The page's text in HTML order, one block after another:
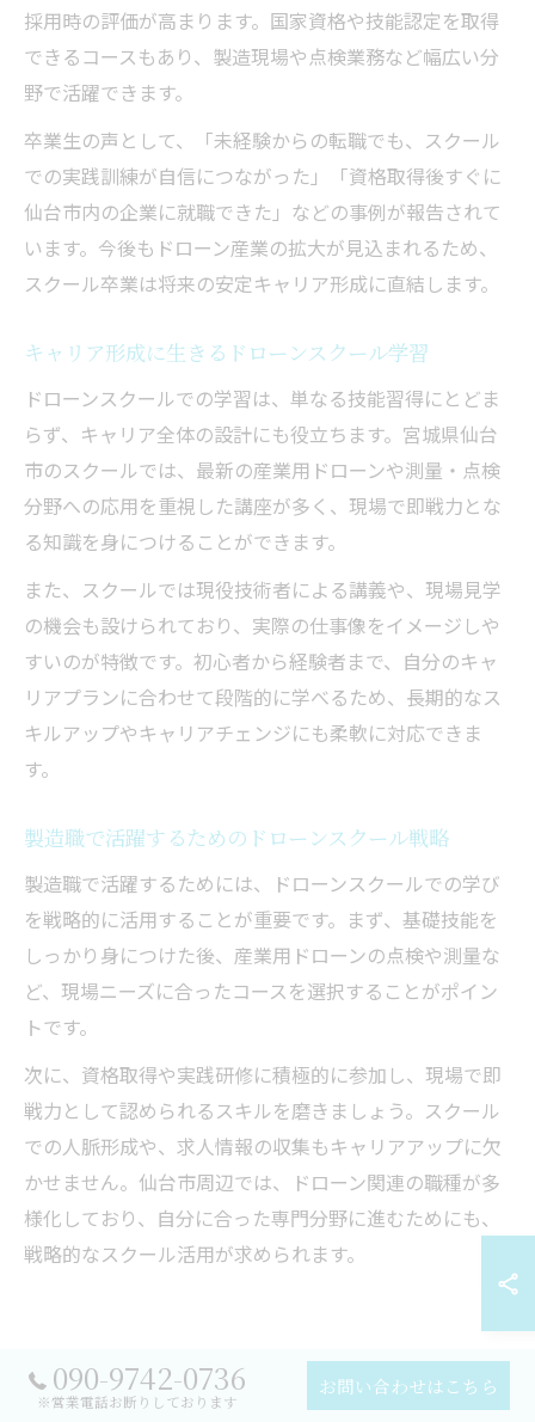
採用時の評価が高まります。国家資格や技能認定を取得
できるコースもあり、製造現場や点検業務など幅広い分
野で活躍できます。
卒業生の声として、「未経験からの転職でも、スクール
での実践訓練が自信につながった」「資格取得後すぐに
仙台市内の企業に就職できた」などの事例が報告されて
います。今後もドローン産業の拡大が見込まれるため、
スクール卒業は将来の安定キャリア形成に直結します。
キャリア形成に生きるドローンスクール学習
ドローンスクールでの学習は、単なる技能習得にとどま
らず、キャリア全体の設計にも役立ちます。宮城県仙台
市のスクールでは、最新の産業用ドローンや測量・点検
分野への応用を重視した講座が多く、現場で即戦力とな
る知識を身につけることができます。
また、スクールでは現役技術者による講義や、現場見学
の機会も設けられており、実際の仕事像をイメージしや
すいのが特徴です。初心者から経験者まで、自分のキャ
リアプランに合わせて段階的に学べるため、長期的なス
キルアップやキャリアチェンジにも柔軟に対応できま
す。
製造職で活躍するためのドローンスクール戦略
製造職で活躍するためには、ドローンスクールでの学び
を戦略的に活用することが重要です。まず、基礎技能を
しっかり身につけた後、産業用ドローンの点検や測量な
ど、現場ニーズに合ったコースを選択することがポイン
トです。
次に、資格取得や実践研修に積極的に参加し、現場で即
戦力として認められるスキルを磨きましょう。スクール
での人脈形成や、求人情報の収集もキャリアアップに欠
かせません。仙台市周辺では、ドローン関連の職種が多
様化しており、自分に合った専門分野に進むためにも、
戦略的なスクール活用が求められます。
ドローン国家資格取得と製造分野
での活用法
090-9742-0736
※営業電話お断りしております
お問い合わせはこちら